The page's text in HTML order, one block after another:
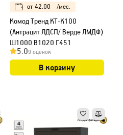
от 42.00 /мес.
Kомод Тренд КТ-К100
(Антрацит ЛДСП/ Верде ЛМДФ)
Ш1000 В1020 Г451
5.09 оценок
В корзину